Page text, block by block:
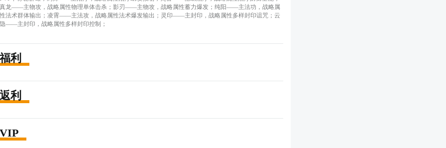
真龙——主物攻，战略属性物理单体击杀；影刃——主物攻，战略属性蓄力爆发；纯阳——主法功，战略属
性法术群体输出；凌霄——主法攻，战略属性法术爆发输出；灵印——主封印，战略属性多样封印诅咒；云
隐——主封印，战略属性多样封印控制；
福利
返利
VIP